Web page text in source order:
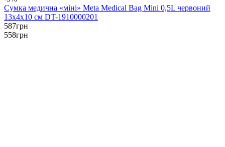
Сумка медична «міні» Meta Medical Bag Mini 0,5L червоний
13х4х10 см DT-1910000201
587грн
558грн